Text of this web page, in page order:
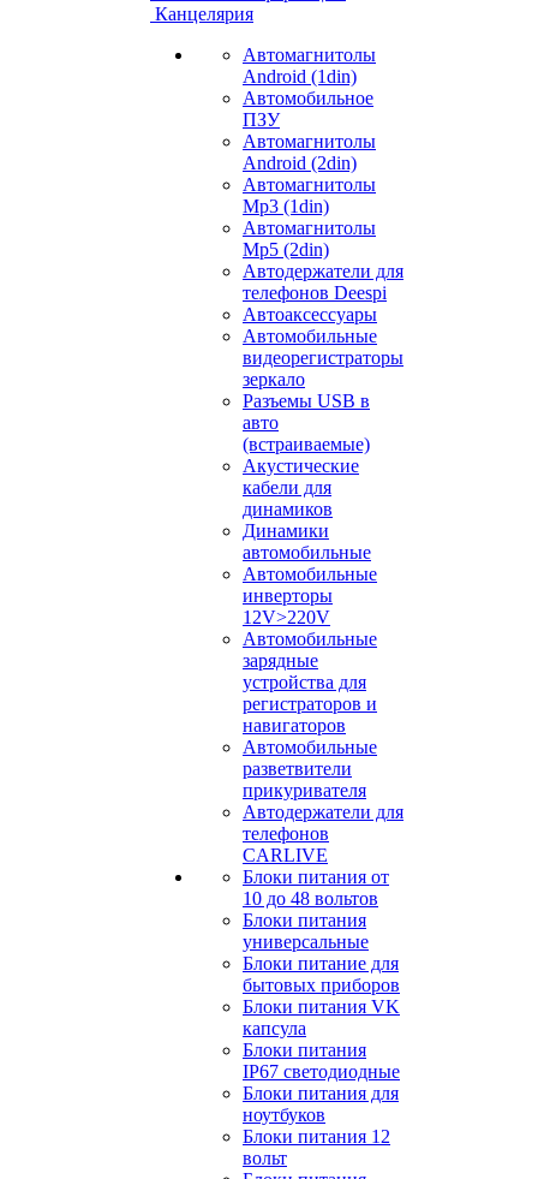
Канцелярия
Автомагнитолы
Android (1din)
Автомобильное
ПЗУ
Автомагнитолы
Android (2din)
Автомагнитолы
Mp3 (1din)
Автомагнитолы
Mp5 (2din)
Автодержатели для
телефонов Deespi
Автоаксессуары
Автомобильные
видеорегистраторы
зеркало
Разъемы USB в
авто
(встраиваемые)
Акустические
кабели для
динамиков
Динамики
автомобильные
Автомобильные
инверторы
12V>220V
Автомобильные
зарядные
устройства для
регистраторов и
навигаторов
Автомобильные
разветвители
прикуривателя
Автодержатели для
телефонов
CARLIVE
Блоки питания от
10 до 48 вольтов
Блоки питания
универсальные
Блоки питание для
бытовых приборов
Блоки питания VK
капсула
Блоки питания
IP67 светодиодные
Блоки питания для
ноутбуков
Блоки питания 12
вольт